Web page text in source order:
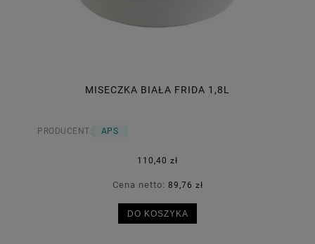
MISECZKA BIAŁA FRIDA 1,8L
PRODUCENT: APS
110,40 zł
Cena netto: 89,76 zł
DO KOSZYKA